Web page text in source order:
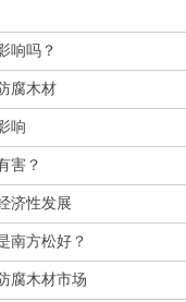
响吗？
腐木材
响
害？
济性发展
南方松好？
腐木材市场